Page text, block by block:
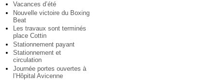
Vacances d’été
Nouvelle victoire du Boxing
Beat
Les travaux sont terminés
place Cottin
Stationnement payant
Stationnement et
circulation
Journée portes ouvertes à
l’Hôpital Avicenne